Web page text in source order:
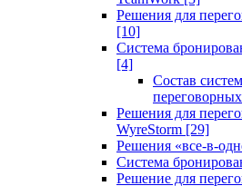
Решения для
[10]
Система
[4]
Состав
переговорных
Решения для
WyreStorm [29]
Решения «все-в-
Система
Решение для